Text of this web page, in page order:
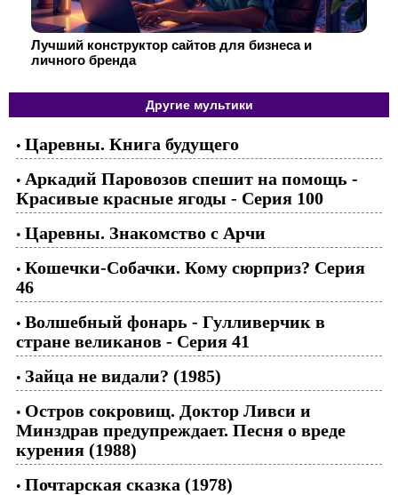
Лучший конструктор сайтов для бизнеса и
личного бренда
Другие мультики
• Царевны. Книга будущего
• Аркадий Паровозов спешит на помощь -
Красивые красные ягоды - Серия 100
• Царевны. Знакомство с Арчи
• Кошечки-Собачки. Кому сюрприз? Серия
46
• Волшебный фонарь - Гулливерчик в
стране великанов - Серия 41
• Зайца не видали? (1985)
• Остров сокровищ. Доктор Ливси и
Минздрав предупреждает. Песня о вреде
курения (1988)
• Почтарская сказка (1978)